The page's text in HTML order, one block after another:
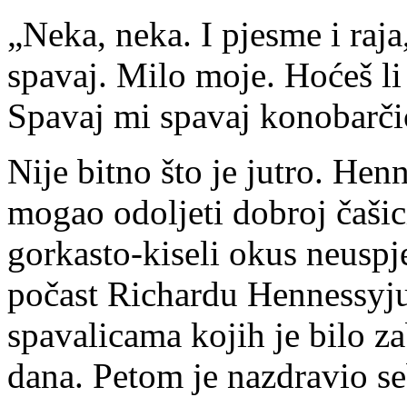
„Neka, neka. I pjesme i
spavaj. Milo moje. Hoćeš
Spavaj mi spavaj
Nije bitno što je jutro.
mogao odoljeti dobroj
gorkasto-kiseli okus
počast Richardu
spavalicama kojih je bilo
dana. Petom je nazdravio